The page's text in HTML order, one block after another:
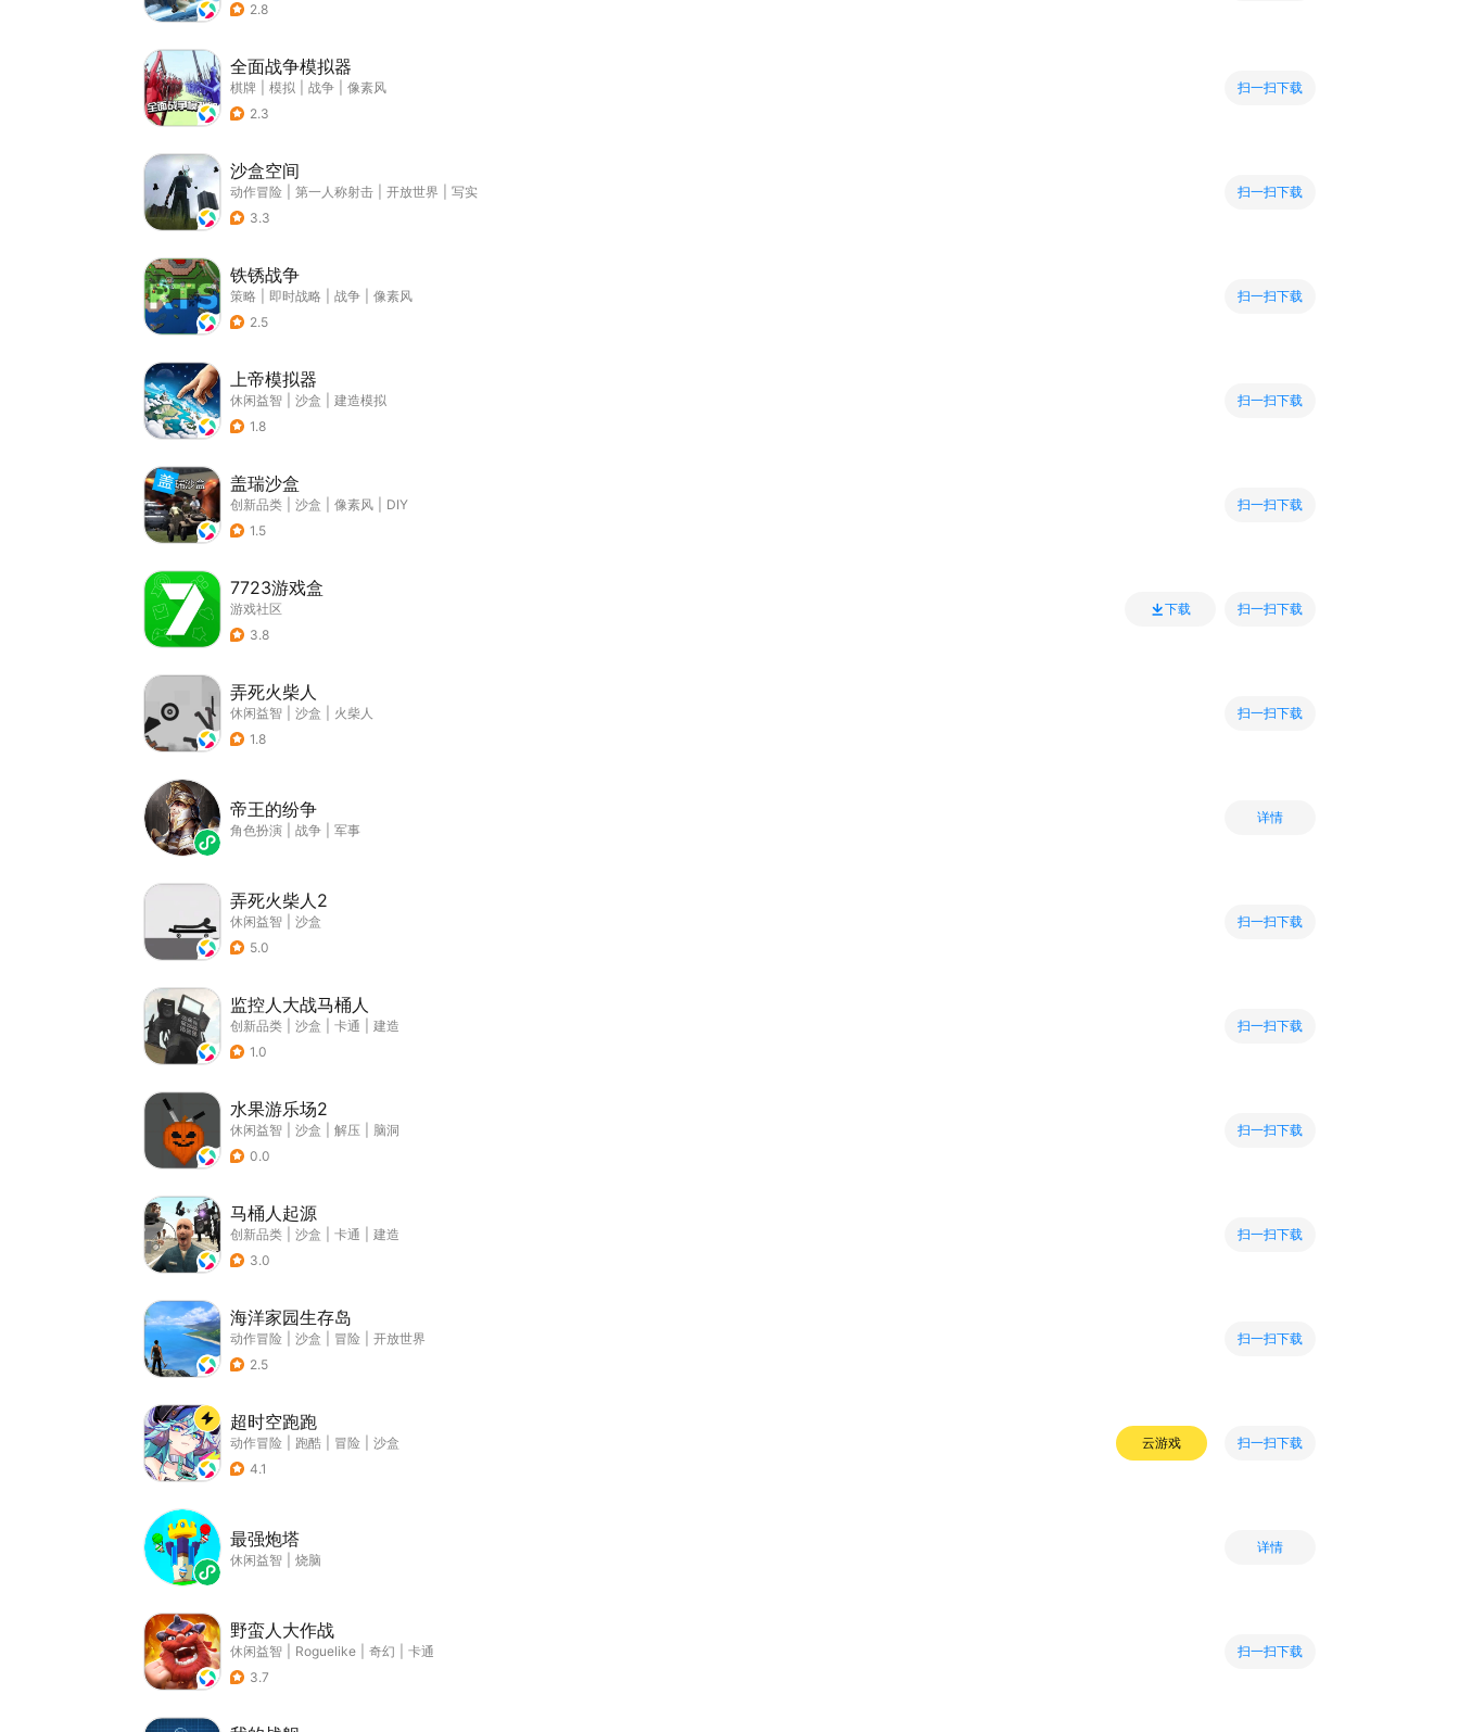
2.8
全面战争模拟器
棋牌 模拟 战争
像素风
2.3
扫一扫下载
沙盒空间
动作冒险 第一人称射击 开放世界
写实
3.3
扫一扫下载
铁锈战争
策略 即时战略 战争
像素风
2.5
扫一扫下载
上帝模拟器
休闲益智 沙盒
建造模拟
1.8
扫一扫下载
盖瑞沙盒
创新品类 沙盒 像素风
DIY
1.5
扫一扫下载
7723游戏盒
游戏社区
3.8
下载 扫一扫下载
弄死火柴人
休闲益智 沙盒
火柴人
1.8
扫一扫下载
帝王的纷争
角色扮演 战争 军事
详情
弄死火柴人2
休闲益智
沙盒
5.0
扫一扫下载
监控人大战马桶人
创新品类 沙盒 卡通
建造
1.0
扫一扫下载
水果游乐场2
休闲益智 沙盒 解压
脑洞
0.0
扫一扫下载
马桶人起源
创新品类 沙盒 卡通
建造
3.0
扫一扫下载
海洋家园生存岛
动作冒险 沙盒 冒险
开放世界
2.5
扫一扫下载
超时空跑跑
动作冒险 跑酷 冒险
沙盒
4.1
云游戏 扫一扫下载
最强炮塔
休闲益智 烧脑
详情
野蛮人大作战
休闲益智 Roguelike 奇幻
卡通
3.7
扫一扫下载